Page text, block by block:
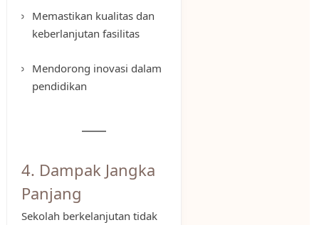
Memastikan kualitas dan
keberlanjutan fasilitas
Mendorong inovasi dalam
pendidikan
4. Dampak Jangka
Panjang
Sekolah berkelanjutan tidak